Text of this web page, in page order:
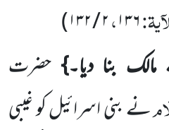
۱۳۶،۲/۱۳۲)
بنا دیا۔} حضرت
نے بنی اسرائیل کو غیبی